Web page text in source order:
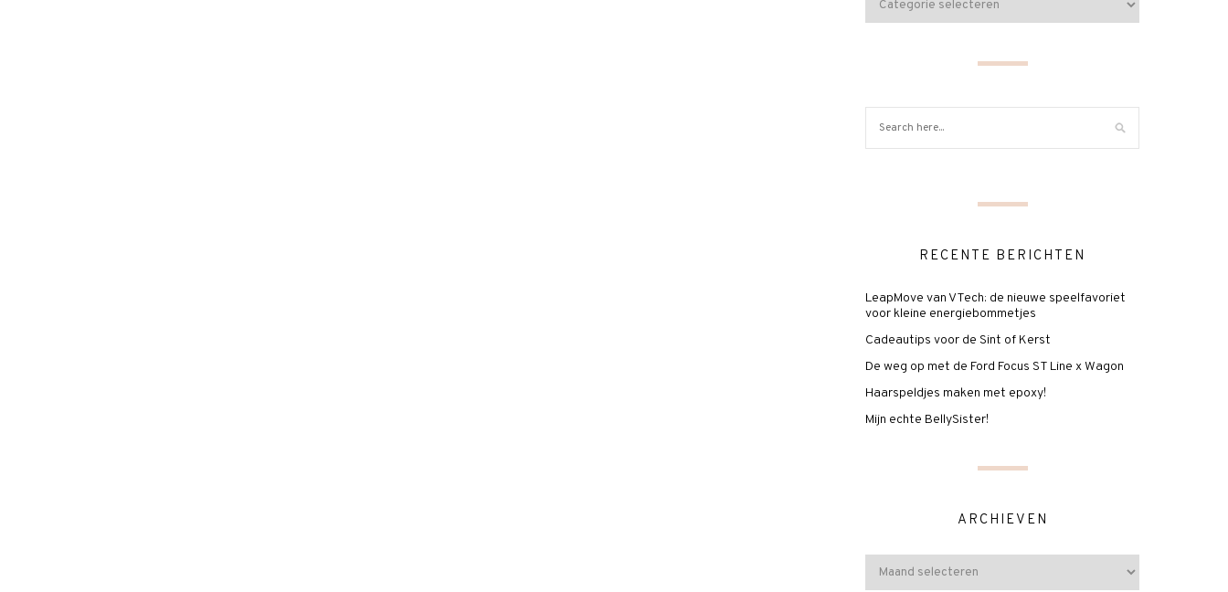
RECENTE BERICHTEN
LeapMove van VTech: de nieuwe speelfavoriet
voor kleine energiebommetjes
Cadeautips voor de Sint of Kerst
De weg op met de Ford Focus ST Line x Wagon
Haarspeldjes maken met epoxy!
Mijn echte BellySister!
ARCHIEVEN